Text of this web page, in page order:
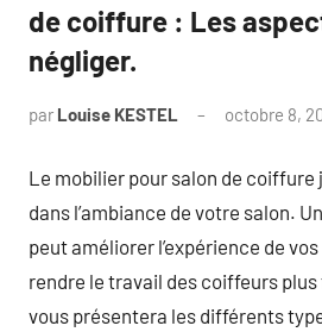
de coiffure : Les
négliger.
par Louise KESTEL octobre 8,
Le mobilier pour salon de coiffure
dans l’ambiance de votre salon.
peut améliorer l’expérience de
rendre le travail des coiffeurs
vous présentera les différents